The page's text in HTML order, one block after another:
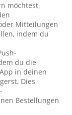
möchtest,
Mitteilungen
indem du
du die
in deinen
Dies
Bestellungen